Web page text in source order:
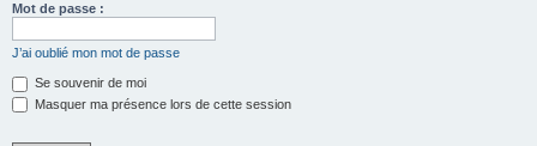
Mot de passe :
J’ai oublié mon mot de passe
Se souvenir de moi
Masquer ma présence lors de cette session